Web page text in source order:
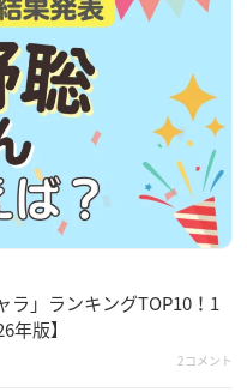
ラ」ランキングTOP10！1
版】
2コメント